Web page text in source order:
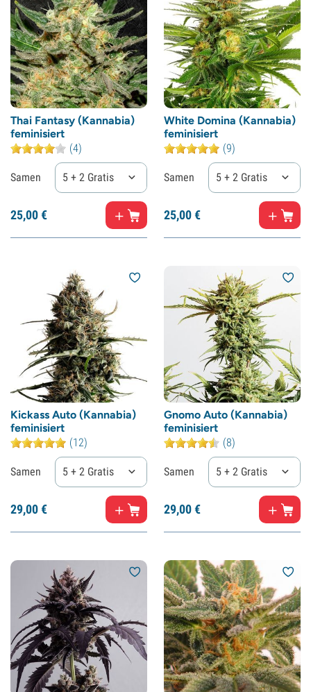
Thai Fantasy (Kannabia)
feminisiert
(4)
Samen 5 + 2 Gratis
25,00€
White Domina (Kannabia)
feminisiert
(9)
Samen 5 + 2 Gratis
25,00€
Kickass Auto (Kannabia)
feminisiert
(12)
Samen 5 + 2 Gratis
29,00€
Gnomo Auto (Kannabia)
feminisiert
(8)
Samen 5 + 2 Gratis
29,00€